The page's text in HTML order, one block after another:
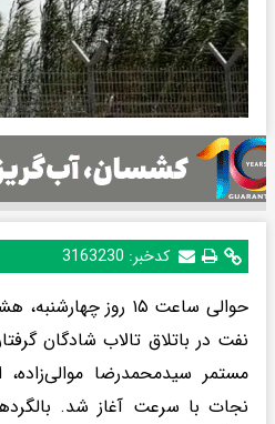
کدخبر: 3163230
حوالی ساعت ۱۵ روز
نفت در باتلاق تالاب شادگان
مستمر سیدمحمدرضا موالی‌زاده،
نجات با سرعت آغاز شد.